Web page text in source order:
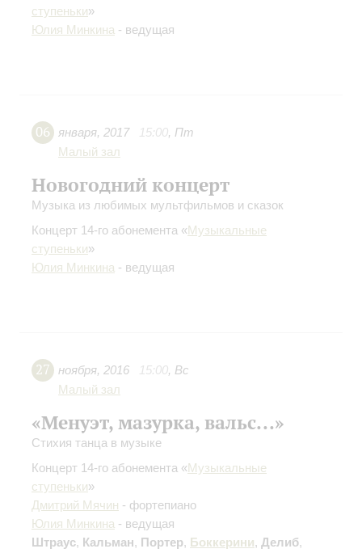
ступеньки»
Юлия Минкина - ведущая
06 января, 2017 15:00, Пт
Малый зал
Новогодний концерт
Музыка из любимых мультфильмов и сказок
Концерт 14-го абонемента «Музыкальные
ступеньки»
Юлия Минкина - ведущая
27 ноября, 2016 15:00, Вс
Малый зал
«Менуэт, мазурка, вальс...»
Стихия танца в музыке
Концерт 14-го абонемента «Музыкальные
ступеньки»
Дмитрий Мячин - фортепиано
Юлия Минкина - ведущая
Штраус, Кальман, Портер, Боккерини, Делиб,